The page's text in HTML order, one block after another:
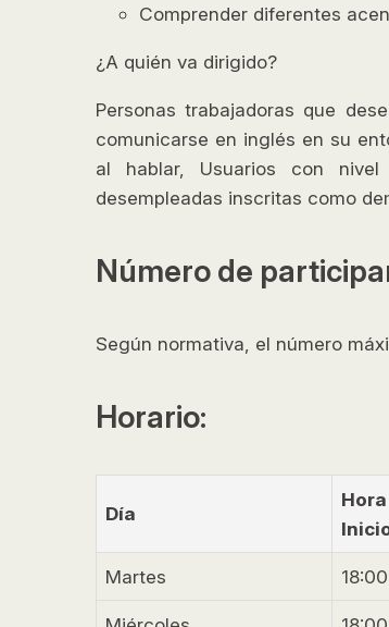
Comprender diferentes
¿A quién va dirigido?
Personas trabajadoras que
comunicarse en inglés en su
al hablar, Usuarios con
desempleadas inscritas como
Número de
Según normativa, el número
Horario:
Día
Hora
Martes 18:00